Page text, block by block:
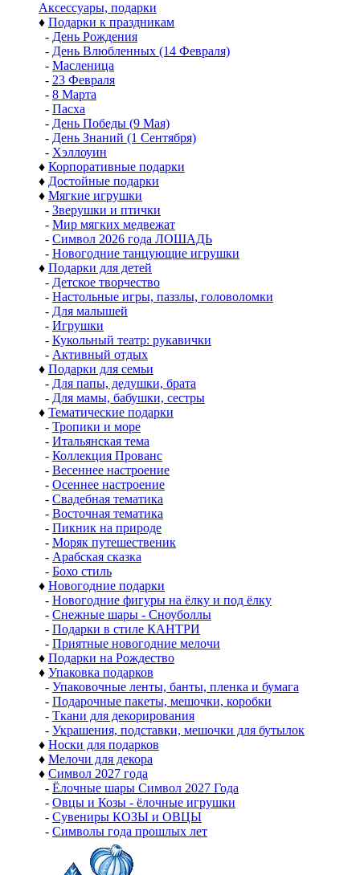
Аксессуары, подарки
♦ Подарки к праздникам
- День Рождения
- День Влюбленных (14 Февраля)
- Масленица
- 23 Февраля
- 8 Марта
- Пасха
- День Победы (9 Мая)
- День Знаний (1 Сентября)
- Хэллоуин
♦ Корпоративные подарки
♦ Достойные подарки
♦ Мягкие игрушки
- Зверушки и птички
- Мир мягких медвежат
- Символ 2026 года ЛОШАДЬ
- Новогодние танцующие игрушки
♦ Подарки для детей
- Детское творчество
- Настольные игры, паззлы, головоломки
- Для малышей
- Игрушки
- Кукольный театр: рукавички
- Активный отдых
♦ Подарки для семьи
- Для папы, дедушки, брата
- Для мамы, бабушки, сестры
♦ Тематические подарки
- Тропики и море
- Итальянская тема
- Коллекция Прованс
- Весеннее настроение
- Осеннее настроение
- Свадебная тематика
- Восточная тематика
- Пикник на природе
- Моряк путешественик
- Арабская сказка
- Бохо стиль
♦ Новогодние подарки
- Новогодние фигуры на ёлку и под ёлку
- Снежные шары - Сноуболлы
- Подарки в стиле КАНТРИ
- Приятные новогодние мелочи
♦ Подарки на Рождество
♦ Упаковка подарков
- Упаковочные ленты, банты, пленка и бумага
- Подарочные пакеты, мешочки, коробки
- Ткани для декорирования
- Украшения, подставки, мешочки для бутылок
♦ Носки для подарков
♦ Мелочи для декора
♦ Символ 2027 года
- Ёлочные шары Символ 2027 Года
- Овцы и Козы - ёлочные игрушки
- Сувениры КОЗЫ и ОВЦЫ
- Символы года прошлых лет